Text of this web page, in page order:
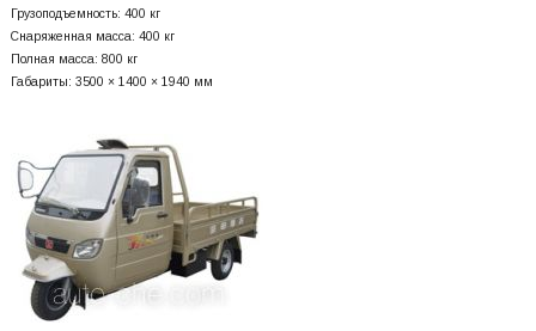
Грузоподъемность: 400 кг
Снаряженная масса: 400 кг
Полная масса: 800 кг
Габариты: 3500 × 1400 × 1940 мм